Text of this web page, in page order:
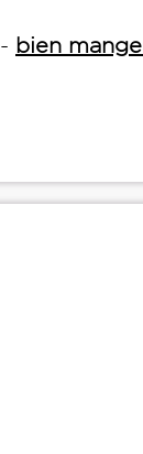
- bien